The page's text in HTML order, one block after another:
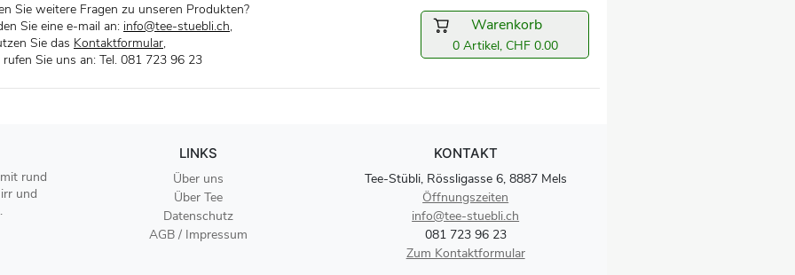
Sie weitere Fragen zu unseren Produkten?
Sie eine e-mail an: info@tee-stuebli.ch,
Sie das Kontaktformular,
rufen Sie uns an: Tel. 081 723 96 23
Warenkorb
0 Artikel, CHF 0.00
rund
und
LINKS
Über uns
Über Tee
Datenschutz
AGB / Impressum
KONTAKT
Tee-Stübli, Rössligasse 6, 8887 Mels
Öffnungszeiten
info@tee-stuebli.ch
081 723 96 23
Zum Kontaktformular